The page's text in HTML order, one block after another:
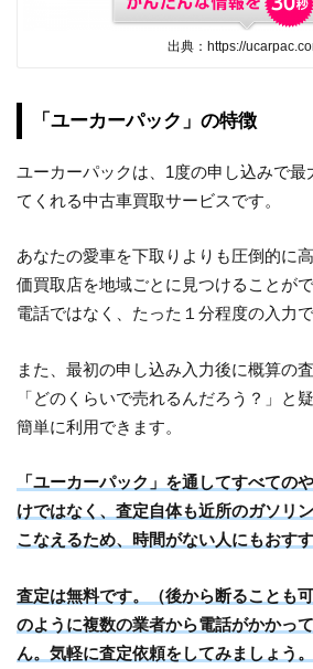
出典：https://
「ユーカーパック」の特徴
ユーカーパックは、1度の申し込みで最
てくれる中古車買取サービスです。
あなたの愛車を下取りよりも圧倒的に
価買取店を地域ごとに見つけることが
電話ではなく、たった１分程度の入力で
また、最初の申し込み入力後に概算の
「どのくらいで売れるんだろう？」と
簡単に利用できます。
「ユーカーパック」を通してすべての
けではなく、査定自体も近所のガソリ
こなえるため、時間がない人にもおすす
査定は無料です。（後から断ることも
のように複数の業者から電話がかかっ
ん。気軽に査定依頼をしてみましょう。